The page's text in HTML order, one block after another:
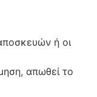
ή οι
απωθεί το